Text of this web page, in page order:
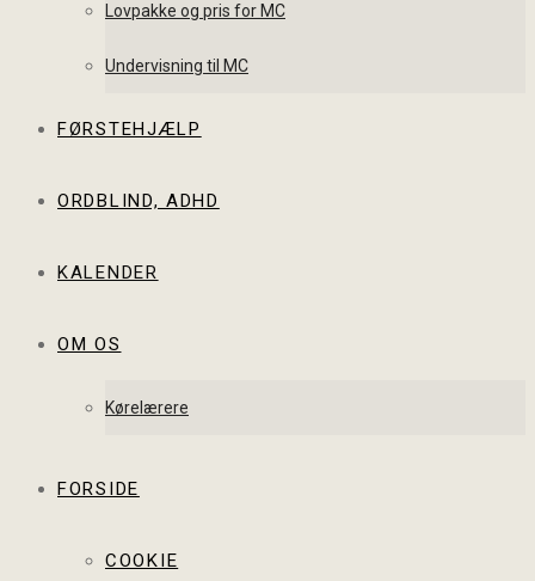
Lovpakke og pris for MC
Undervisning til MC
FØRSTEHJÆLP
ORDBLIND, ADHD
KALENDER
OM OS
Kørelærere
FORSIDE
COOKIE